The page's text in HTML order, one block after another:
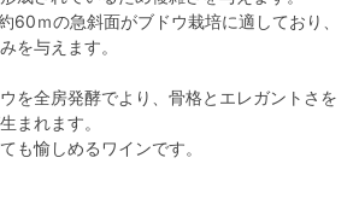
60ｍの急斜面がブドウ栽培に適しており、
を与えます。
を全房発酵でより、骨格とエレガントさを
まれます。
も愉しめるワインです。